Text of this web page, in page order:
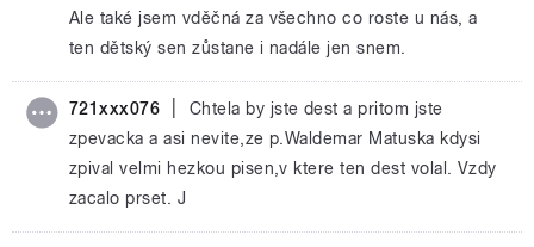
Ale také jsem vděčná za všechno co roste u nás, a
ten dětský sen zůstane i nadále jen snem.
721xxx076
Chtela by jste dest a pritom jste
zpevacka a asi nevite,ze p.Waldemar Matuska kdysi
zpival velmi hezkou pisen,v ktere ten dest volal. Vzdy
zacalo prset. J